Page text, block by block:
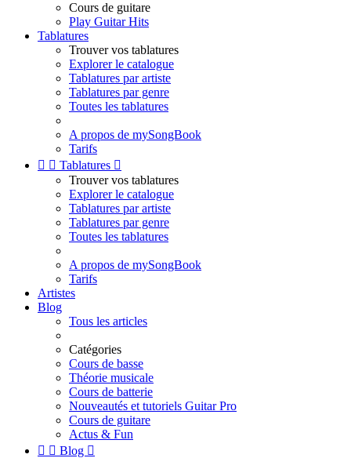
Cours de guitare
Play Guitar Hits
Tablatures
Trouver vos tablatures
Explorer le catalogue
Tablatures par artiste
Tablatures par genre
Toutes les tablatures
A propos de mySongBook
Tarifs
  Tablatures 
Trouver vos tablatures
Explorer le catalogue
Tablatures par artiste
Tablatures par genre
Toutes les tablatures
A propos de mySongBook
Tarifs
Artistes
Blog
Tous les articles
Catégories
Cours de basse
Théorie musicale
Cours de batterie
Nouveautés et tutoriels Guitar Pro
Cours de guitare
Actus & Fun
  Blog 